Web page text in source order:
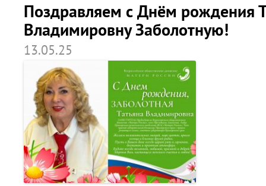
Поздравляем с Днём рождения
Владимировну Заболотную!
13.05.25